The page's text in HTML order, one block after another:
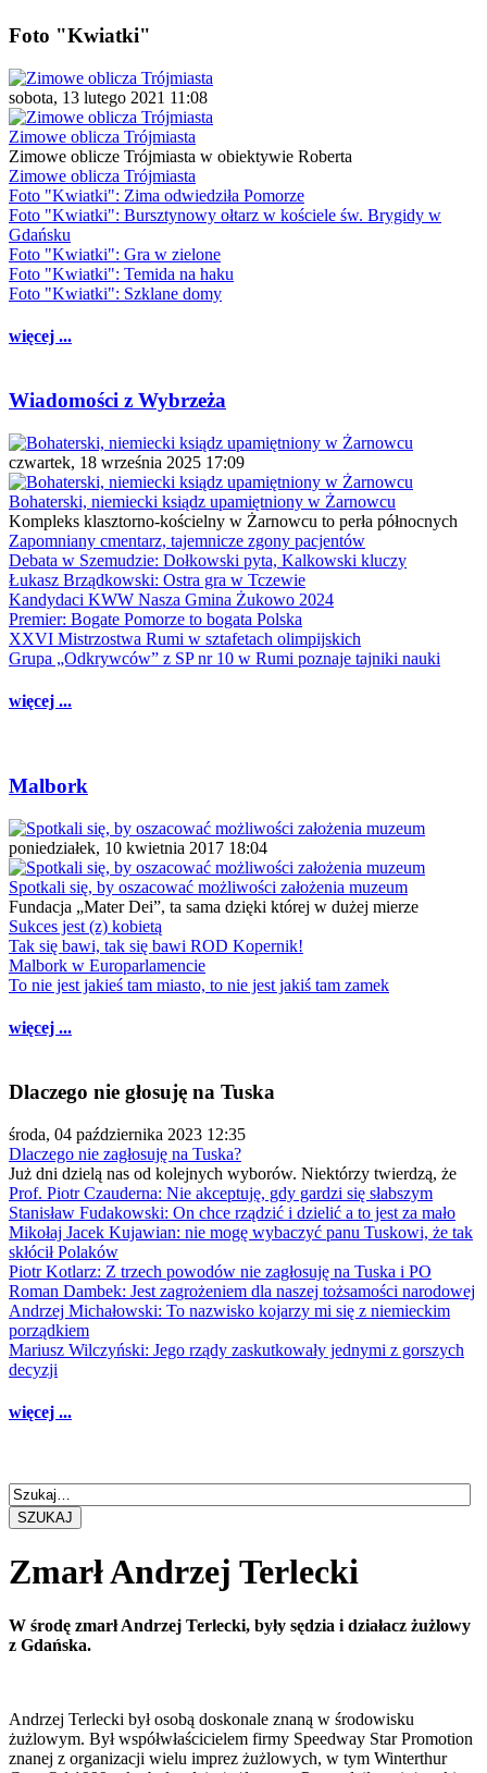
Foto "Kwiatki"
sobota, 13 lutego 2021 11:08
Zimowe oblicza Trójmiasta
Zimowe oblicze Trójmiasta w obiektywie Roberta
Zimowe oblicza Trójmiasta
Foto "Kwiatki": Zima odwiedziła Pomorze
Foto "Kwiatki": Bursztynowy ołtarz w kościele św. Brygidy w
Gdańsku
Foto "Kwiatki": Gra w zielone
Foto "Kwiatki": Temida na haku
Foto "Kwiatki": Szklane domy
więcej ...
Wiadomości z Wybrzeża
czwartek, 18 września 2025 17:09
Bohaterski, niemiecki ksiądz upamiętniony w Żarnowcu
Kompleks klasztorno-kościelny w Żarnowcu to perła północnych
Zapomniany cmentarz, tajemnicze zgony pacjentów
Debata w Szemudzie: Dołkowski pyta, Kalkowski kluczy
Łukasz Brządkowski: Ostra gra w Tczewie
Kandydaci KWW Nasza Gmina Żukowo 2024
Premier: Bogate Pomorze to bogata Polska
XXVI Mistrzostwa Rumi w sztafetach olimpijskich
Grupa „Odkrywców” z SP nr 10 w Rumi poznaje tajniki nauki
więcej ...
Malbork
poniedziałek, 10 kwietnia 2017 18:04
Spotkali się, by oszacować możliwości założenia muzeum
Fundacja „Mater Dei”, ta sama dzięki której w dużej mierze
Sukces jest (z) kobietą
Tak się bawi, tak się bawi ROD Kopernik!
Malbork w Europarlamencie
To nie jest jakieś tam miasto, to nie jest jakiś tam zamek
więcej ...
Dlaczego nie głosuję na Tuska
środa, 04 października 2023 12:35
Dlaczego nie zagłosuję na Tuska?
Już dni dzielą nas od kolejnych wyborów. Niektórzy twierdzą, że
Prof. Piotr Czauderna: Nie akceptuję, gdy gardzi się słabszym
Stanisław Fudakowski: On chce rządzić i dzielić a to jest za mało
Mikołaj Jacek Kujawian: nie mogę wybaczyć panu Tuskowi, że tak
skłócił Polaków
Piotr Kotlarz: Z trzech powodów nie zagłosuję na Tuska i PO
Roman Dambek: Jest zagrożeniem dla naszej tożsamości narodowej
Andrzej Michałowski: To nazwisko kojarzy mi się z niemieckim
porządkiem
Mariusz Wilczyński: Jego rządy zaskutkowały jednymi z gorszych
decyzji
więcej ...
SZUKAJ
Zmarł Andrzej Terlecki
W środę zmarł Andrzej Terlecki, były sędzia i działacz żużlowy
z Gdańska.
Andrzej Terlecki był osobą doskonale znaną w środowisku
żużlowym. Był współwłaścicielem firmy Speedway Star Promotion
znanej z organizacji wielu imprez żużlowych, w tym Winterthur